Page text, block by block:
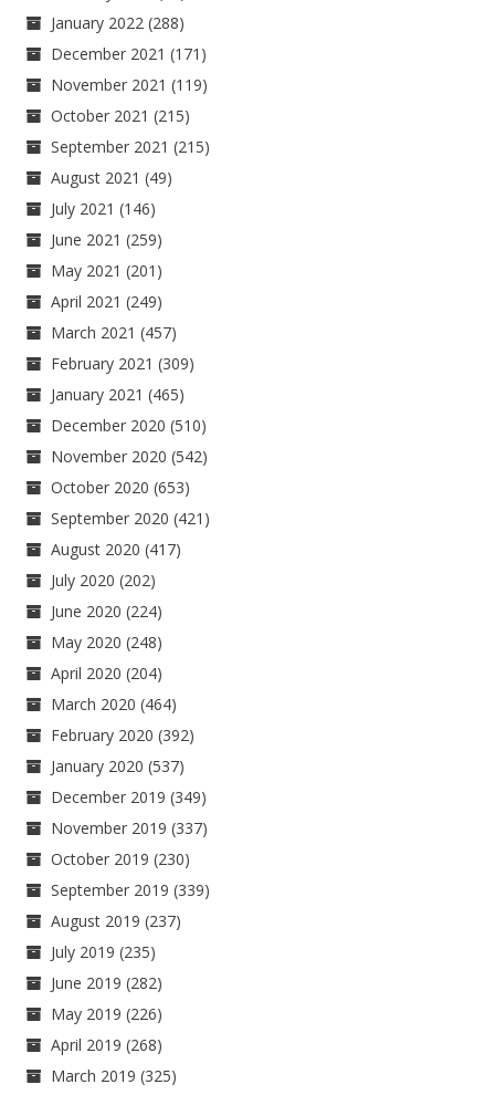
January 2022 (288)
December 2021 (171)
November 2021 (119)
October 2021 (215)
September 2021 (215)
August 2021 (49)
July 2021 (146)
June 2021 (259)
May 2021 (201)
April 2021 (249)
March 2021 (457)
February 2021 (309)
January 2021 (465)
December 2020 (510)
November 2020 (542)
October 2020 (653)
September 2020 (421)
August 2020 (417)
July 2020 (202)
June 2020 (224)
May 2020 (248)
April 2020 (204)
March 2020 (464)
February 2020 (392)
January 2020 (537)
December 2019 (349)
November 2019 (337)
October 2019 (230)
September 2019 (339)
August 2019 (237)
July 2019 (235)
June 2019 (282)
May 2019 (226)
April 2019 (268)
March 2019 (325)